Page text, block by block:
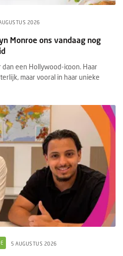
2026
Monroe ons vandaag nog
een Hollywood-icoon. Haar
maar vooral in haar unieke
5 AUGUSTUS 2026